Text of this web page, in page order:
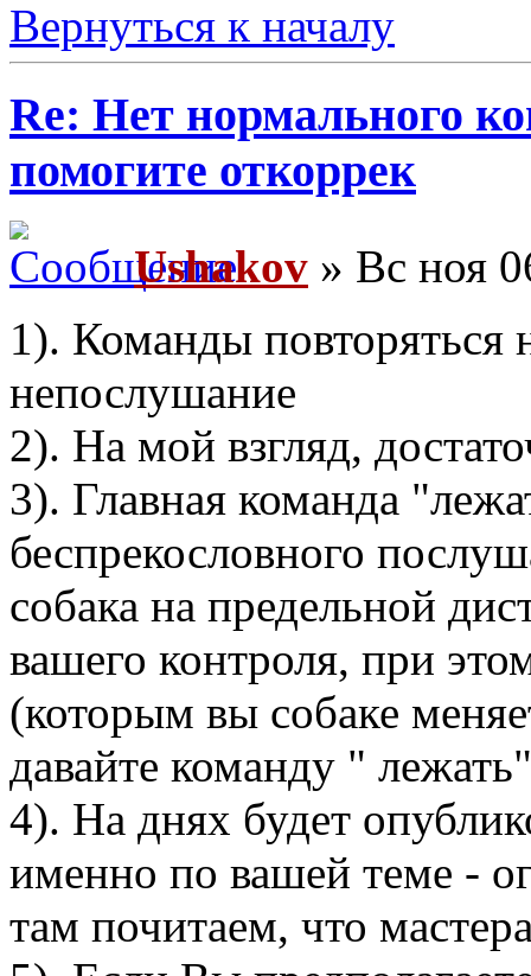
Вернуться к началу
Re: Нет нормального
помогите откоррек
Ushakov » Вс ноя
1). Команды повторяться
непослушание
2). На мой взгляд,
3). Главная команда
беспрекословного
собака на предельной
вашего контроля, при
(которым вы собаке
давайте команду "
4). На днях будет
именно по вашей теме -
там почитаем, что